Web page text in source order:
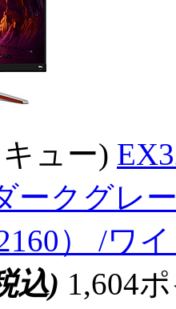
ュー)
ークグレ
） /ワ
込) 1,604